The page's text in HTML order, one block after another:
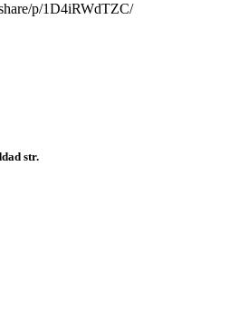
p/1D4iRWdTZC/
str.